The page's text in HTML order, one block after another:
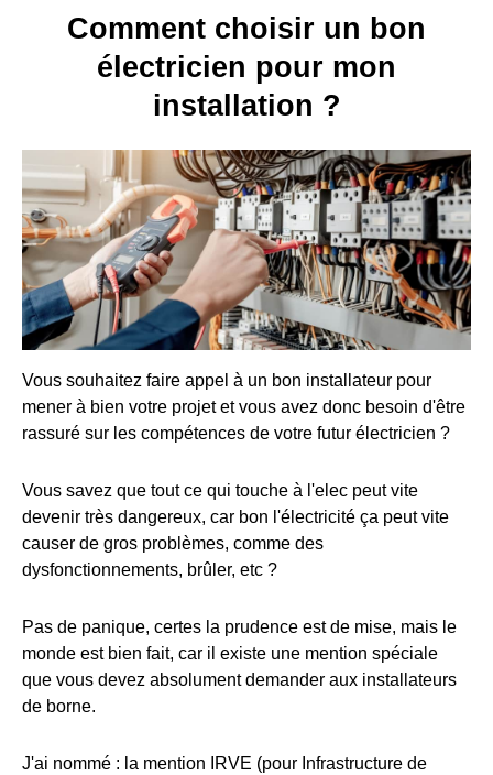
Comment choisir un bon
électricien pour mon
installation ?
Vous souhaitez faire appel à un bon installateur pour
mener à bien votre projet et vous avez donc besoin d'être
rassuré sur les compétences de votre futur électricien ?
Vous savez que tout ce qui touche à l'elec peut vite
devenir très dangereux, car bon l'électricité ça peut vite
causer de gros problèmes, comme des
dysfonctionnements, brûler, etc ?
Pas de panique, certes la prudence est de mise, mais le
monde est bien fait, car il existe une mention spéciale
que vous devez absolument demander aux installateurs
de borne.
J'ai nommé : la mention IRVE (pour Infrastructure de